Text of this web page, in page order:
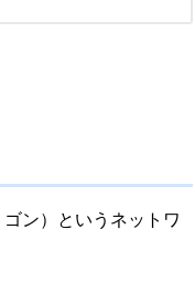
ン）というネットワ